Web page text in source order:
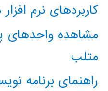
کاربردهای نرم
مشاهده واحدهای
متلب
راهنمای برنامه